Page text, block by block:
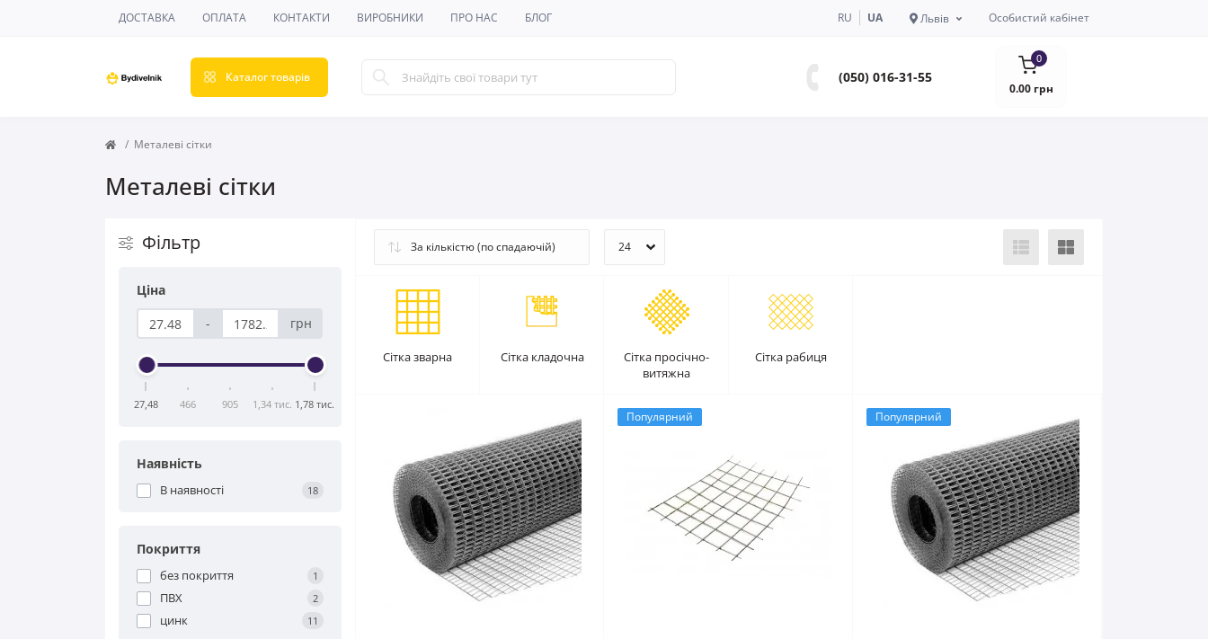
ДОСТАВКА ОПЛАТА КОНТАКТИ ВИРОБНИКИ ПРО НАС БЛОГ RU UA Львів Особистий кабінет
Каталог товарів (050) 016-31-55
0
0.00 грн
Металеві сітки
Металеві сітки
Фільтр
Ціна
-
грн
27,48 466 905 1,34 тис. 1,78 тис.
Наявність
В наявності 18
Покриття
без покриття 1
ПВХ 2
цинк 11
Сітка зварна Сітка кладочна
Сітка просічно-
витяжна
Сітка рабиця
Популярний Популярний